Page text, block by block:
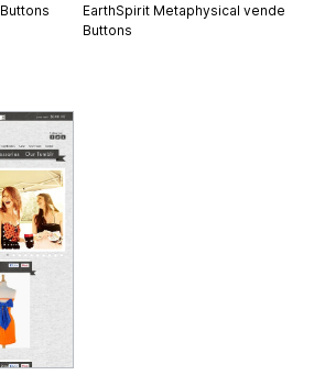
Buttons
EarthSpirit Metaphysical vende
Buttons